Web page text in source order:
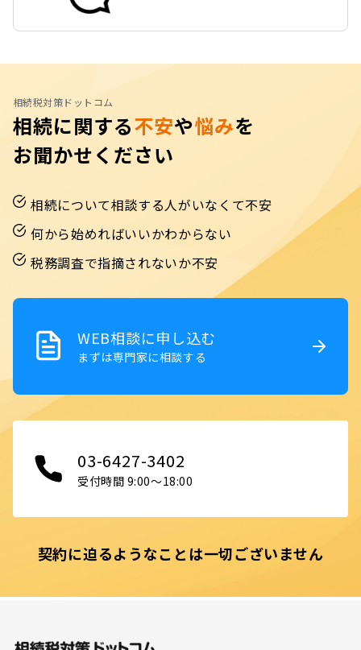
相続に関する不安や悩みを
お聞かせください
相続税対策ドットコム
相続について相談する人がいなくて不安
何から始めればいいかわからない
税務調査で指摘されないか不安
WEB相談に申し込む
まずは専門家に相談する
03-6427-3402
受付時間 9:00〜18:00
契約に迫るようなことは一切ございません